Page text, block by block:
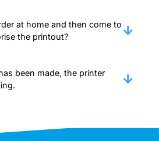
at home and then come to
the printout?
been made, the printer